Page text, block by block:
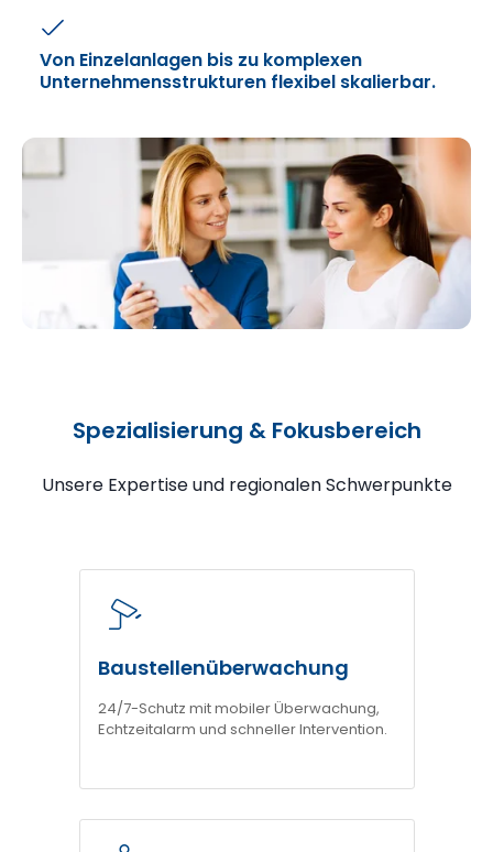
Von Einzelanlagen bis zu komplexen
Unternehmensstrukturen flexibel skalierbar.
Spezialisierung & Fokusbereich
Unsere Expertise und regionalen Schwerpunkte
Baustellenüberwachung
24/7-Schutz mit mobiler Überwachung,
Echtzeitalarm und schneller Intervention.